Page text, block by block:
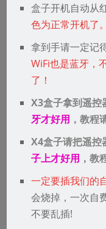
WiFi，这样速度
输入密码连上
盒子开机自动从
色为正常开机了。
拿到手请一定记
WiFi也是蓝牙，
了！
X3盒子拿到遥控
牙才好用 ，教程
X4盒子请把遥控
子上才好用 ，教
一定要插我们的
会烧掉，一次自
不要乱插!